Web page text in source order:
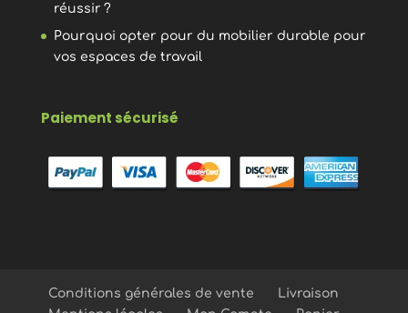
réussir ?
Pourquoi opter pour du mobilier durable pour
vos espaces de travail
Paiement sécurisé
Conditions générales de vente
Livraison